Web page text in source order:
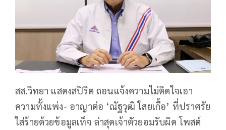
สส.วิทยา แสดงสปิริต ถอนแจ้งความไม่ติดใจเอา
ความทั้งแพ่ง- อาญาต่อ ‘ณัฐวุฒิ ใสยเกื้อ’ ที่ปราศรัย
ใส่ร้ายด้วยข้อมูลเท็จ ล่าสุดเจ้าตัวยอมรับผิด โพสต์